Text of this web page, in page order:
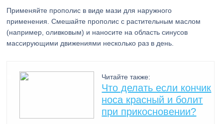
Применяйте прополис в виде мази для наружного
применения. Смешайте прополис с растительным маслом
(например, оливковым) и наносите на область синусов
массирующими движениями несколько раз в день.
Читайте также:
Что делать если кончик
носа красный и болит
при прикосновении?